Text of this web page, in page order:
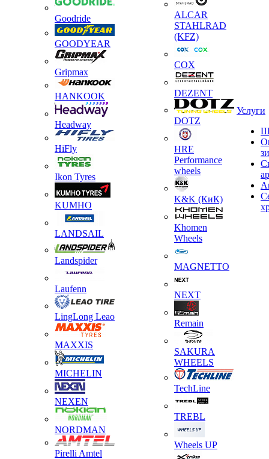
Goodride
GOODYEAR
Gripmax
HANKOOK
Headway
HiFly
Ikon Tyres
KUMHO
LANDSAIL
Landspider
Laufenn
LingLong Leao
MAXXIS
MICHELIN
NEXEN
NORDMAN
Pirelli Amtel
ALCAR
STAHLRAD
(KFZ)
COX
DEZENT
DOTZ
HRE
Performance
wheels
K&K (КиК)
Khomen
Wheels
MAGNETTO
NEXT
Remain
SAKURA
WHEELS
TechLine
TREBL
Wheels UP
Услуги